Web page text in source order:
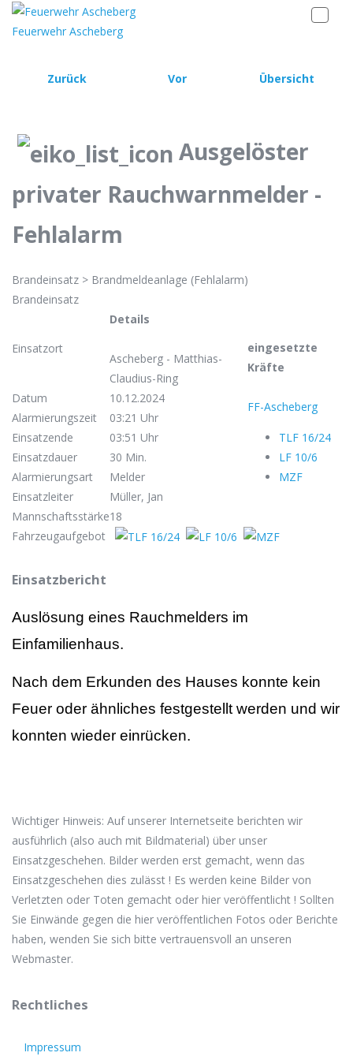
Feuerwehr Ascheberg
Zurück Vor Übersicht
Ausgelöster
privater Rauchwarnmelder -
Fehlalarm
Brandeinsatz > Brandmeldeanlage (Fehlalarm)
Brandeinsatz
Einsatzort
Details
Ascheberg - Matthias-
Claudius-Ring
Datum
10.12.2024
Alarmierungszeit
03:21 Uhr
Einsatzende
03:51 Uhr
Einsatzdauer
30 Min.
Alarmierungsart
Melder
Einsatzleiter
Müller, Jan
Mannschaftsstärke18
eingesetzte
Kräfte
FF-Ascheberg
TLF 16/24
LF 10/6
MZF
Fahrzeugaufgebot
Einsatzbericht
Auslösung eines Rauchmelders im
Einfamilienhaus.
Nach dem Erkunden des Hauses konnte kein
Feuer oder ähnliches festgestellt werden und wir
konnten wieder einrücken.
Wichtiger Hinweis: Auf unserer Internetseite berichten wir
ausführlich (also auch mit Bildmaterial) über unser
Einsatzgeschehen. Bilder werden erst gemacht, wenn das
Einsatzgeschehen dies zulässt ! Es werden keine Bilder von
Verletzten oder Toten gemacht oder hier veröffentlicht ! Sollten
Sie Einwände gegen die hier veröffentlichen Fotos oder Berichte
haben, wenden Sie sich bitte vertrauensvoll an unseren
Webmaster.
Rechtliches
Impressum